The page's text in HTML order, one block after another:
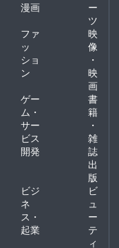
漫画
ー
ツ
ファ
ッ
ショ
ン
映
像
・
映
画
ゲー
ム・
サー
ビス
開発
書
籍
・
雑
誌
出
版
ビジ
ネ
ス・
起業
ビ
ュ
ー
テ
ィ